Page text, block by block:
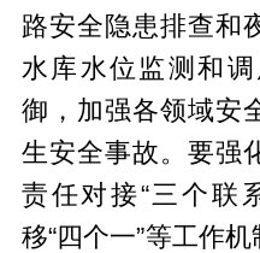
路安全隐患排查和
水库水位监测和
御，加强各领域安
生安全事故。要强
责任对接“三个联
移“四个一”等工作